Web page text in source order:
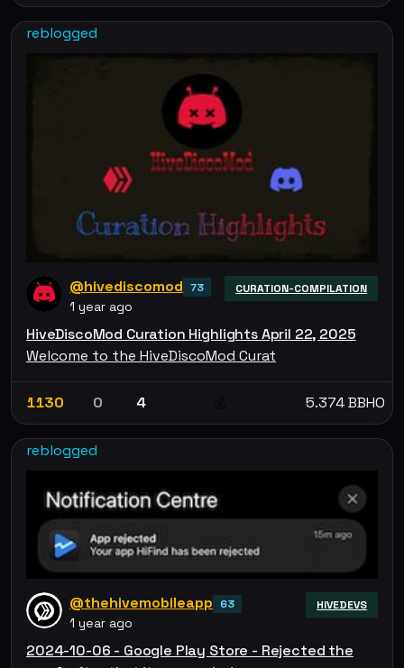
reblogged
@hivediscomod 73
1 year ago
CURATION-COMPILATION
HiveDiscoMod Curation Highlights April 22, 2025
Welcome to the HiveDiscoMod Curat
1130 0 4 5.374 BBHO
reblogged
@thehivemobileapp 63
1 year ago
HIVEDEVS
2024-10-06 - Google Play Store - Rejected the